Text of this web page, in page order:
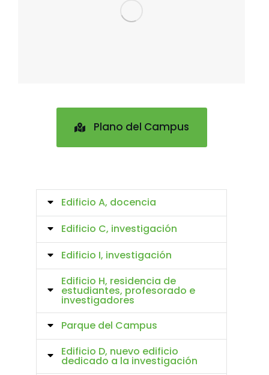
Plano del Campus
Edificio A, docencia
Edificio C, investigación
Edificio I, investigación
Edificio H, residencia de
estudiantes, profesorado e
investigadores
Parque del Campus
Edificio D, nuevo edificio
dedicado a la investigación